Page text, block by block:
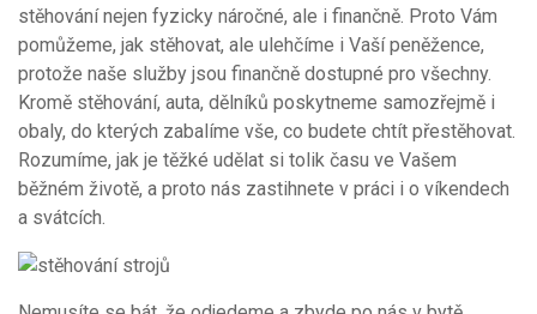
stěhování nejen fyzicky náročné, ale i finančně. Proto Vám
pomůžeme, jak stěhovat, ale ulehčíme i Vaší peněžence,
protože naše služby jsou finančně dostupné pro všechny.
Kromě stěhování, auta, dělníků poskytneme samozřejmě i
obaly, do kterých zabalíme vše, co budete chtít přestěhovat.
Rozumíme, jak je těžké udělat si tolik času ve Vašem
běžném životě, a proto nás zastihnete v práci i o víkendech
a svátcích.